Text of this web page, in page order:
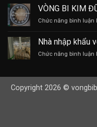
VÒNG BI KIM
Chức năng bình luận
Nhà nhập khẩu
Chức năng bình luận
Copyright 2026 ©